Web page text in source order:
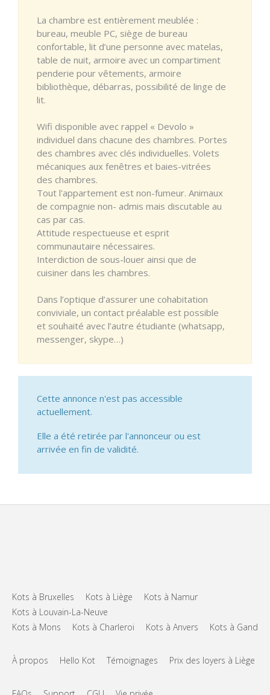
La chambre est entièrement meublée :
bureau, meuble PC, siège de bureau
confortable, lit d’une personne avec matelas,
table de nuit, armoire avec un compartiment
penderie pour vêtements, armoire
bibliothèque, débarras, possibilité de linge de
lit.
Wifi disponible avec rappel « Devolo »
individuel dans chacune des chambres. Portes
des chambres avec clés individuelles. Volets
mécaniques aux fenêtres et baies-vitrées
des chambres.
Tout l'appartement est non-fumeur. Animaux
de compagnie non- admis mais discutable au
cas par cas.
Attitude respectueuse et esprit
communautaire nécessaires.
Interdiction de sous-louer ainsi que de
cuisiner dans les chambres.
Dans l’optique d’assurer une cohabitation
conviviale, un contact préalable est possible
et souhaité avec l’autre étudiante (whatsapp,
messenger, skype…)
Cette annonce n'est pas accessible
actuellement.
Elle a été retirée par l'annonceur ou est
arrivée en fin de validité.
Kots à Bruxelles Kots à Liège
Kots à Namur
Kots à Louvain-La-Neuve
Kots à Mons
Kots à Charleroi Kots à Anvers Kots à Gand
À propos Hello Kot Témoignages Prix des loyers à Liège